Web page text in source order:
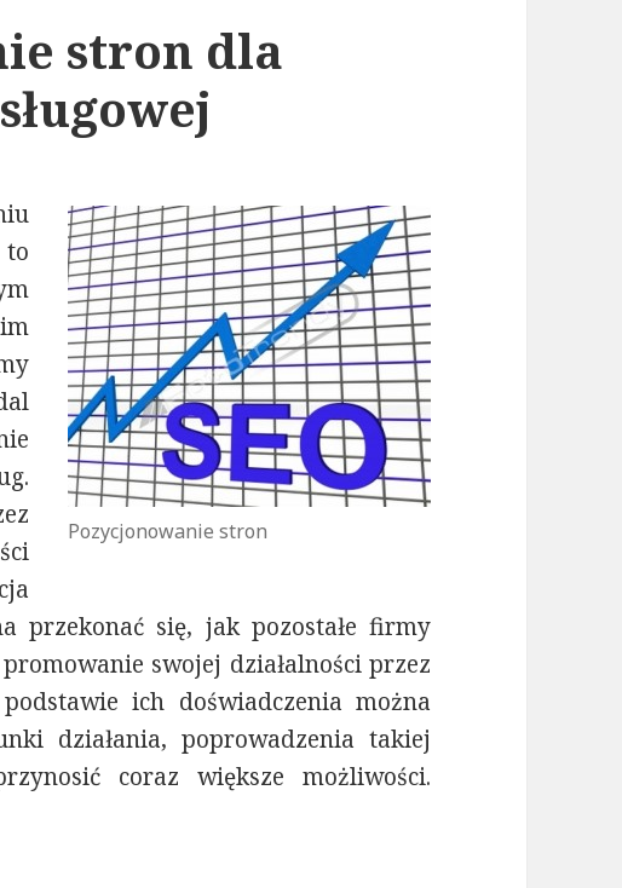
stron dla
Pozycjonowanie stron
przekonać się, jak pozostałe firmy
swojej działalności przez
ich doświadczenia można
działania, poprowadzenia takiej
coraz większe możliwości.
dla działalności usługowej